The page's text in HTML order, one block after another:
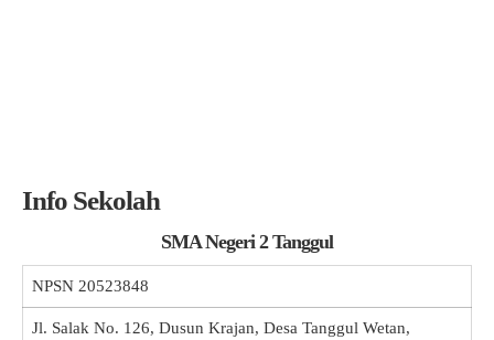
Info Sekolah
SMA Negeri 2 Tanggul
NPSN 20523848
Jl. Salak No. 126, Dusun Krajan, Desa Tanggul Wetan,